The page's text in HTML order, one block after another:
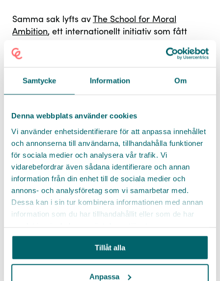
Samtycke Information Om
Denna webbplats använder cookies
Vi använder enhetsidentifierare för att anpassa innehållet
och annonserna till användarna, tillhandahålla funktioner
för sociala medier och analysera vår trafik. Vi
vidarebefordrar även sådana identifierare och annan
information från din enhet till de sociala medier och
annons- och analysföretag som vi samarbetar med.
Dessa kan i sin tur kombinera informationen med annan
information som du har tillhandahållit eller som de har
Tillåt alla
Anpassa
Samma sak lyfts avThe School for Moral
Ambition, ett internationellt initiativ som fått
rikta sin kompetens, sin karriär och driv mot det
världen bättre. Här behövs personer som vågar
ta ansvar, fatta kloka beslut och som bry sig om
omsorg.
Att bidra till ett hållbart samhälle är ännu en
superstark anledning till att träna just dessa
skills i vård och omsorg i sommar.
Facebook
Twitter
LinkedIn
Messenger
Stockholm
Semestervikariat
Genom att skicka in mina uppgifter
personuppgiftspolicy
Genom att skicka in mina uppgifter
Jag har även tagit del av Go Cares